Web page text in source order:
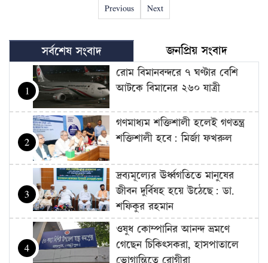
Previous Next
সর্বশেষ সংবাদ জনপ্রিয় সংবাদ
1
রোম বিমানবন্দরে ৭ ঘণ্টার বেশি
আটকে বিমানের ২৬০ যাত্রী
2
গণমাধ্যম শক্তিশালী হলেই গণতন্ত্র
শক্তিশালী হবে: মির্জা ফখরুল
3
দ্রব্যমূল্যের ঊর্ধ্বগতিতে মানুষের
জীবন দুর্বিষহ হয়ে উঠেছে: ডা.
শফিকুর রহমান
4
ওষুধ কোম্পানির আনন্দ ভ্রমণে
গেছেন চিকিৎসকরা, হাসপাতালে